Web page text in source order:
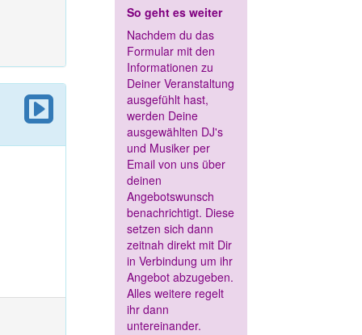
So geht es weiter
Nachdem du das
Formular mit den
Informationen zu
Deiner Veranstaltung
ausgefühlt hast,
werden Deine
ausgewählten DJ's
und Musiker per
Email von uns über
deinen
Angebotswunsch
benachrichtigt. Diese
setzen sich dann
zeitnah direkt mit Dir
in Verbindung um ihr
Angebot abzugeben.
Alles weitere regelt
ihr dann
untereinander.